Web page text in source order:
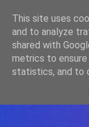
This site uses
and to analyze
shared with
metrics to
statistics, and to